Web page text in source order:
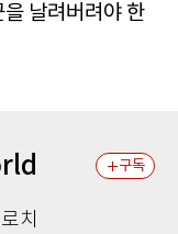
날려버려야 한
구독
치